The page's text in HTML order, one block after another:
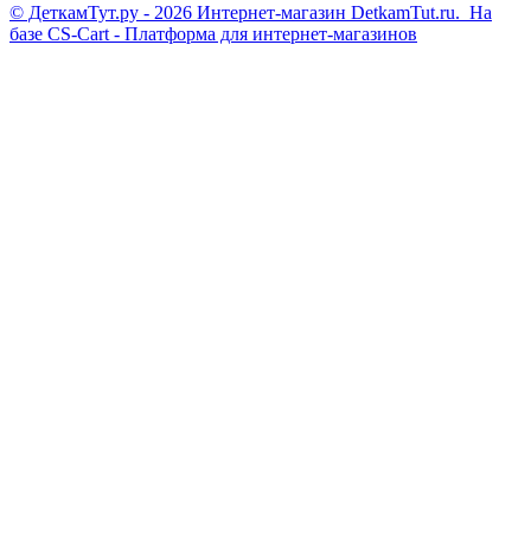
© ДеткамТут.ру - 2026 Интернет-магазин DetkamTut.ru. На
базе CS-Cart - Платформа для интернет-магазинов